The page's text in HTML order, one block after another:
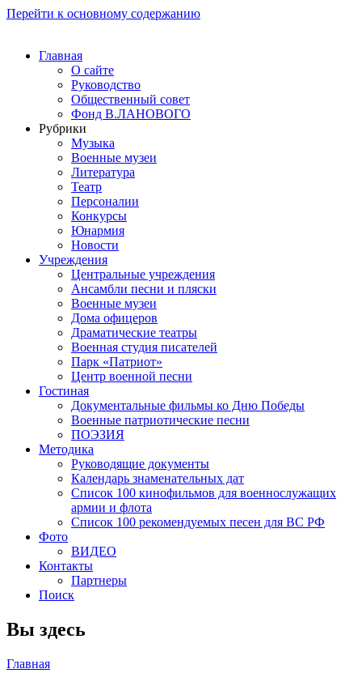
Перейти к основному содержанию
Главная
О сайте
Руководство
Общественный совет
Фонд В.ЛАНОВОГО
Рубрики
Музыка
Военные музеи
Литература
Театр
Персоналии
Конкурсы
Юнармия
Новости
Учреждения
Центральные учреждения
Ансамбли песни и пляски
Военные музеи
Дома офицеров
Драматические театры
Военная студия писателей
Парк «Патриот»
Центр военной песни
Гостиная
Документальные фильмы ко Дню Победы
Военные патриотические песни
ПОЭЗИЯ
Методика
Руководящие документы
Календарь знаменательных дат
Список 100 кинофильмов для военнослужащих
армии и флота
Список 100 рекомендуемых песен для ВС РФ
Фото
ВИДЕО
Контакты
Партнеры
Поиск
Вы здесь
Главная